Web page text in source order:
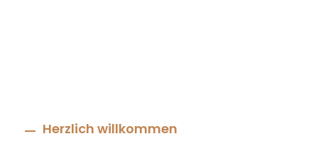
Herzlich willkommen